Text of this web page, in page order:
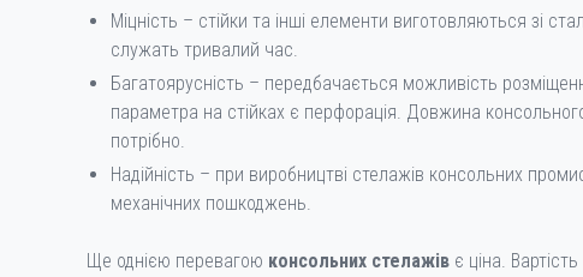
Міцність – стійки та інші елементи виготовляються зі
служать тривалий час.
Багатоярусність – передбачається можливість
параметра на стійках є перфорація. Довжина
потрібно.
Надійність – при виробництві стелажів консольних
механічних пошкоджень.
Ще однією перевагою консольних стелажів є ціна.